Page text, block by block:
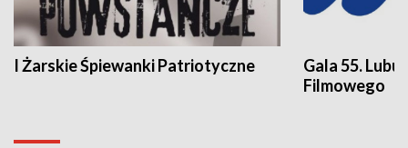
I Żarskie Śpiewanki Patriotyczne
Gala 55.
Filmowego